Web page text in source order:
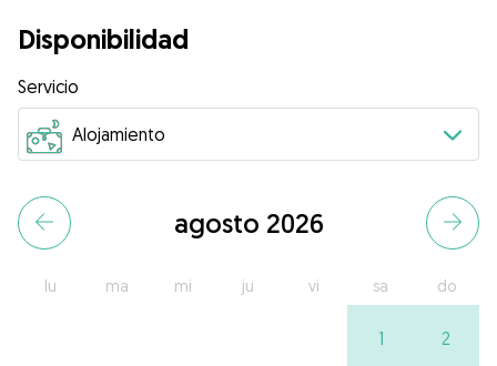
Disponibilidad
Servicio
agosto 2026
lu ma mi ju vi sa do
1 2